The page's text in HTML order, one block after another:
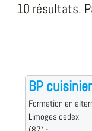
10 résultats.
BP cuisinier
Formation en
Limoges cedex